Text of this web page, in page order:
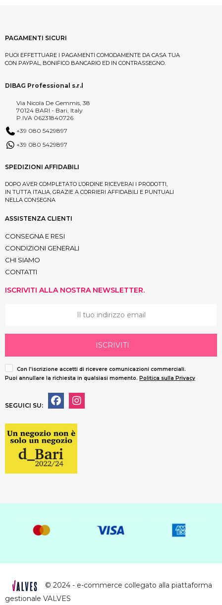
PAGAMENTI SICURI
PUOI EFFETTUARE I PAGAMENTI COMODAMENTE DA CASA TUA
CON PAYPAL, BONIFICO BANCARIO ED IN CONTRASSEGNO.
DIBAG Professional s.r.l
Via Nicola De Gemmis, 38
70124 BARI - Bari, Italy
P.IVA 06231840726
+39 080 5429897
+39 080 5429897
SPEDIZIONI AFFIDABILI
DOPO AVER COMPLETATO L’ORDINE RICEVERAI I PRODOTTI,
IN TUTTA ITALIA, GRAZIE A CORRIERI AFFIDABILI E PUNTUALI
NELLA CONSEGNA
ASSISTENZA CLIENTI
CONSEGNA E RESI
CONDIZIONI GENERALI
CHI SIAMO
CONTATTI
ISCRIVITI ALLA NOSTRA NEWSLETTER.
ISCRIVITI
Con l'iscrizione accetti di ricevere comunicazioni commerciali.
Puoi annullare la richiesta in qualsiasi momento. Politica sulla Privacy
SEGUICI SU:
© 2024 - e-commerce collegato alla piattaforma
gestionale VALVES